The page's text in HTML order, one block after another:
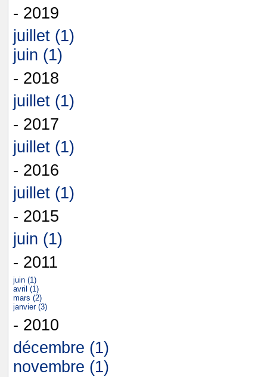
- 2019
juillet (1)
juin (1)
- 2018
juillet (1)
- 2017
juillet (1)
- 2016
juillet (1)
- 2015
juin (1)
- 2011
juin (1)
avril (1)
mars (2)
janvier (3)
- 2010
décembre (1)
novembre (1)